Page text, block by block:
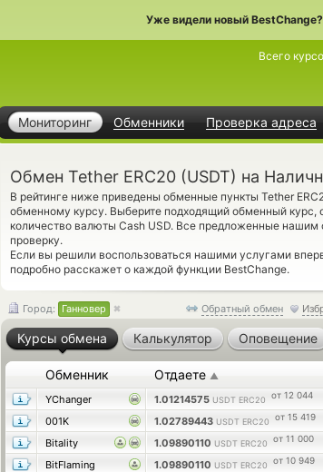
Уже видели новый
Мониторинг Обменники Проверка адреса
Всего
Обмен Tether ERC20 (USDT) на
В рейтинге ниже приведены обменные пункты Tether
обменному курсу. Выберите подходящий обменный
количество валюты Cash USD. Все предложенные
проверку.
Если вы решили воспользоваться нашими услугами
подробно расскажет о каждой функции BestChange.
Обратный обмен
Город: Ганновер
Курсы обмена Калькулятор Оповещение
Обменник Отдаете ▲
YChanger 1.01214575 USDT ERC20 от 12 044
001K
1.02789443 USDT ERC20 от 15 419
Bitality
1.09890110 USDT ERC20 от 11 000
BitFlaming
1.09890110 USDT ERC20 от 10 949